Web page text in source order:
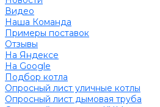
Видео
Наша Команда
Примеры поставок
Отзывы
На Яндексе
На Google
Подбор котла
Опросный лист уличные котлы
Опросный лист дымовая труба